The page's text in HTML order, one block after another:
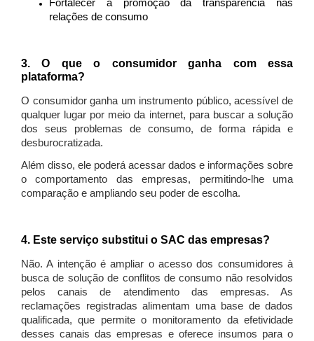
Fortalecer a promoção da transparência nas
relações de consumo
3. O que o consumidor ganha com essa
plataforma?
O consumidor ganha um instrumento público, acessível de
qualquer lugar por meio da internet, para buscar a solução
dos seus problemas de consumo, de forma rápida e
desburocratizada.
Além disso, ele poderá acessar dados e informações sobre
o comportamento das empresas, permitindo-lhe uma
comparação e ampliando seu poder de escolha.
4. Este serviço substitui o SAC das empresas?
Não. A intenção é ampliar o acesso dos consumidores à
busca de solução de conflitos de consumo não resolvidos
pelos canais de atendimento das empresas. As
reclamações registradas alimentam uma base de dados
qualificada, que permite o monitoramento da efetividade
desses canais das empresas e oferece insumos para o